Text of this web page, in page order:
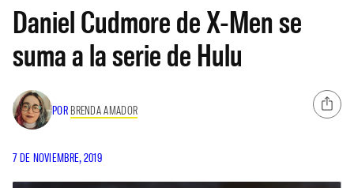
Daniel Cudmore de X-Men se
suma a la serie de Hulu
POR BRENDA AMADOR
7 DE NOVIEMBRE, 2019